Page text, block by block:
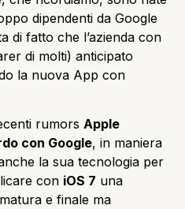
dipendenti da Google
di fatto che l’azienda con
di molti) anticipato
la nuova App con
rumors Apple
con Google, in maniera
la sua tecnologia per
con iOS 7 una
e finale ma